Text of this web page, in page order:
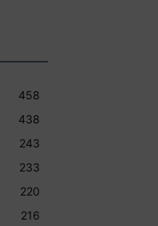
458
438
243
233
220
216